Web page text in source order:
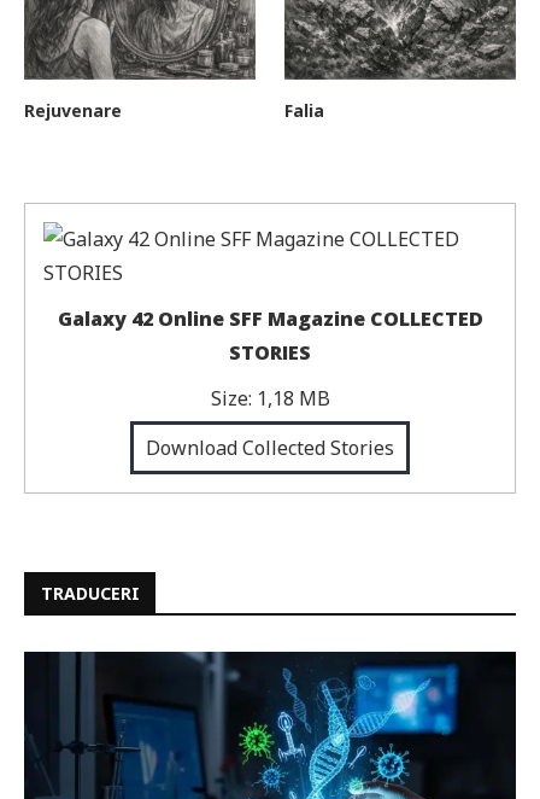
Rejuvenare Falia
Galaxy 42 Online SFF Magazine COLLECTED
STORIES
Size: 1,18 MB
Download Collected Stories
TRADUCERI